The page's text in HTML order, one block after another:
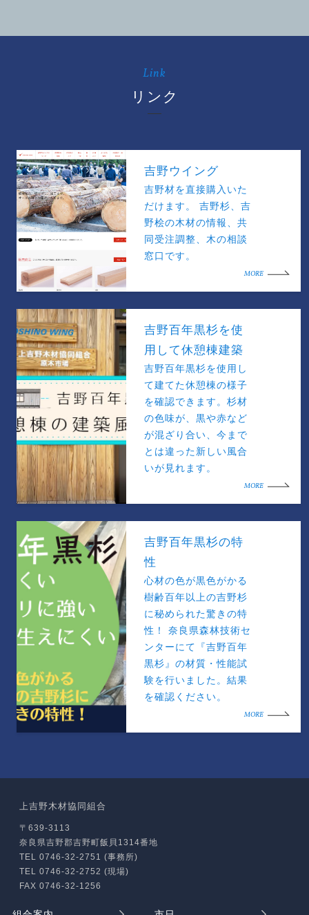
Link
リンク
吉野ウイング
吉野材を直接購入いた
だけます。 吉野杉、吉
野桧の木材の情報、共
同受注調整、木の相談
窓口です。
MORE
吉野百年黒杉を使
用して休憩棟建築
吉野百年黒杉を使用し
て建てた休憩棟の様子
を確認できます。杉材
の色味が、黒や赤など
が混ざり合い、今まで
とは違った新しい風合
いが見れます。
MORE
吉野百年黒杉の特
性
心材の色が黒色がかる
樹齢百年以上の吉野杉
に秘められた驚きの特
性！ 奈良県森林技術セ
ンターにて『吉野百年
黒杉』の材質・性能試
験を行いました。結果
を確認ください。
MORE
上吉野木材協同組合
〒639-3113
奈良県吉野郡吉野町飯貝1314番地
TEL 0746-32-2751 (事務所)
TEL 0746-32-2752 (現場)
FAX 0746-32-1256